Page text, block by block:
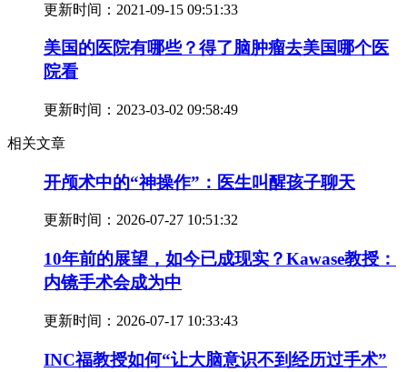
更新时间： 2021-09-15 09:51:33
美国的医院有哪些？得了脑肿瘤去美国哪个医
院看
更新时间： 2023-03-02 09:58:49
相关文章
开颅术中的“神操作”：医生叫醒孩子聊天
更新时间： 2026-07-27 10:51:32
10年前的展望，如今已成现实？Kawase教授：
内镜手术会成为中
更新时间： 2026-07-17 10:33:43
INC福教授如何“让大脑意识不到经历过手术”